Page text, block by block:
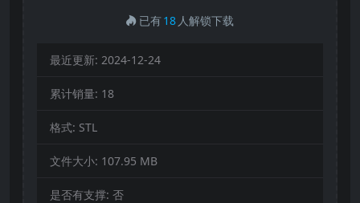
已有18 人解锁下载
最近更新: 2024-12-24
累计销量: 18
格式: STL
文件大小: 107.95 MB
是否有支撑: 否